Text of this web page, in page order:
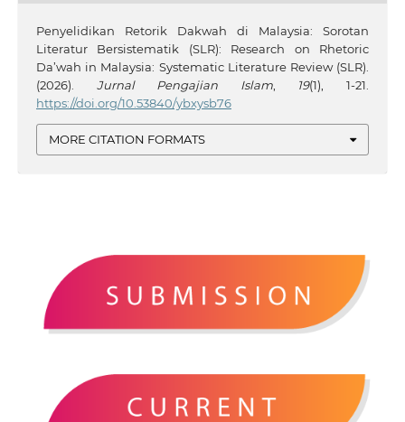
Penyelidikan Retorik Dakwah di Malaysia: Sorotan
Literatur Bersistematik (SLR): Research on Rhetoric
Da’wah in Malaysia: Systematic Literature Review (SLR).
(2026). Jurnal Pengajian Islam, 19(1), 1-21.
https://doi.org/10.53840/ybxysb76
MORE CITATION FORMATS